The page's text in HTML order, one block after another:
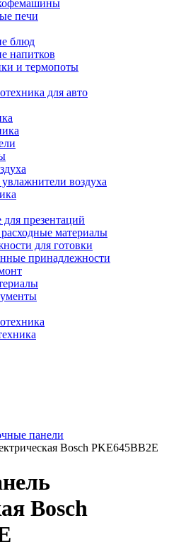
печи
блюд
напитков
и термопоты
для авто
воздуха
презентаций
материалы
для готовки
принадлежности
панели
Bosch PKE645BB2E
Bosch